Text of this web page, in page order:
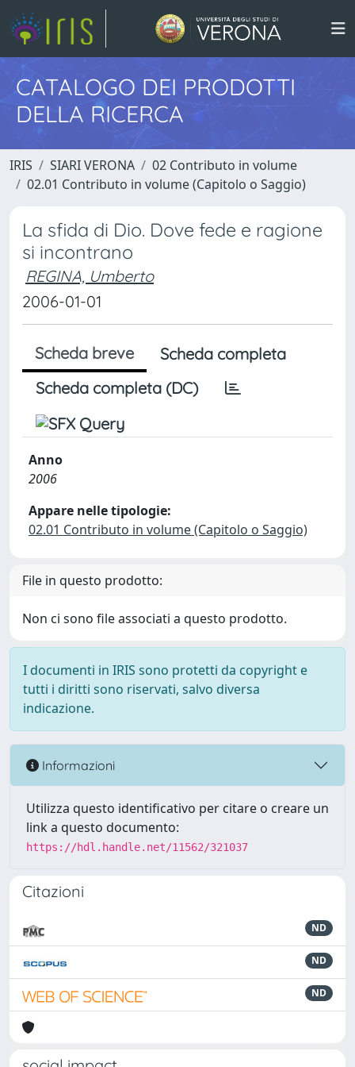
CATALOGO DEI PRODOTTI
DELLA RICERCA
IRIS SIARI VERONA
02 Contributo in volume
02.01 Contributo in volume (Capitolo o Saggio)
La sfida di Dio. Dove fede e ragione
si incontrano
REGINA, Umberto
2006-01-01
Scheda breve
Scheda completa
Scheda completa (DC)
Anno
2006
Appare nelle tipologie:
02.01 Contributo in volume (Capitolo o Saggio)
File in questo prodotto:
Non ci sono file associati a questo prodotto.
I documenti in IRIS sono protetti da copyright e
tutti i diritti sono riservati, salvo diversa
indicazione.
Informazioni
Utilizza questo identificativo per citare o creare un
link a questo documento:
https://hdl.handle.net/11562/321037
Citazioni
ND
ND
ND